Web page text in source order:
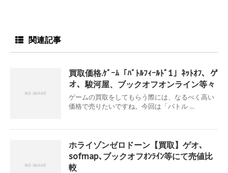
関連記事
買取価格.ｹﾞｰﾑ「ﾊﾞﾄﾙﾌｨｰﾙﾄﾞ1」ﾈｯﾄｵﾌ、ゲ
オ、駿河屋、ブックオフオンライン等々
ゲームの買取をしてもらう際には、なるべく高い
価格で売りたいですね。今回は「バトル ...
ホライゾンゼロドーン【買取】ゲオ､
sofmap､ブックオフｵﾝﾗｲﾝ等にて売値比
較